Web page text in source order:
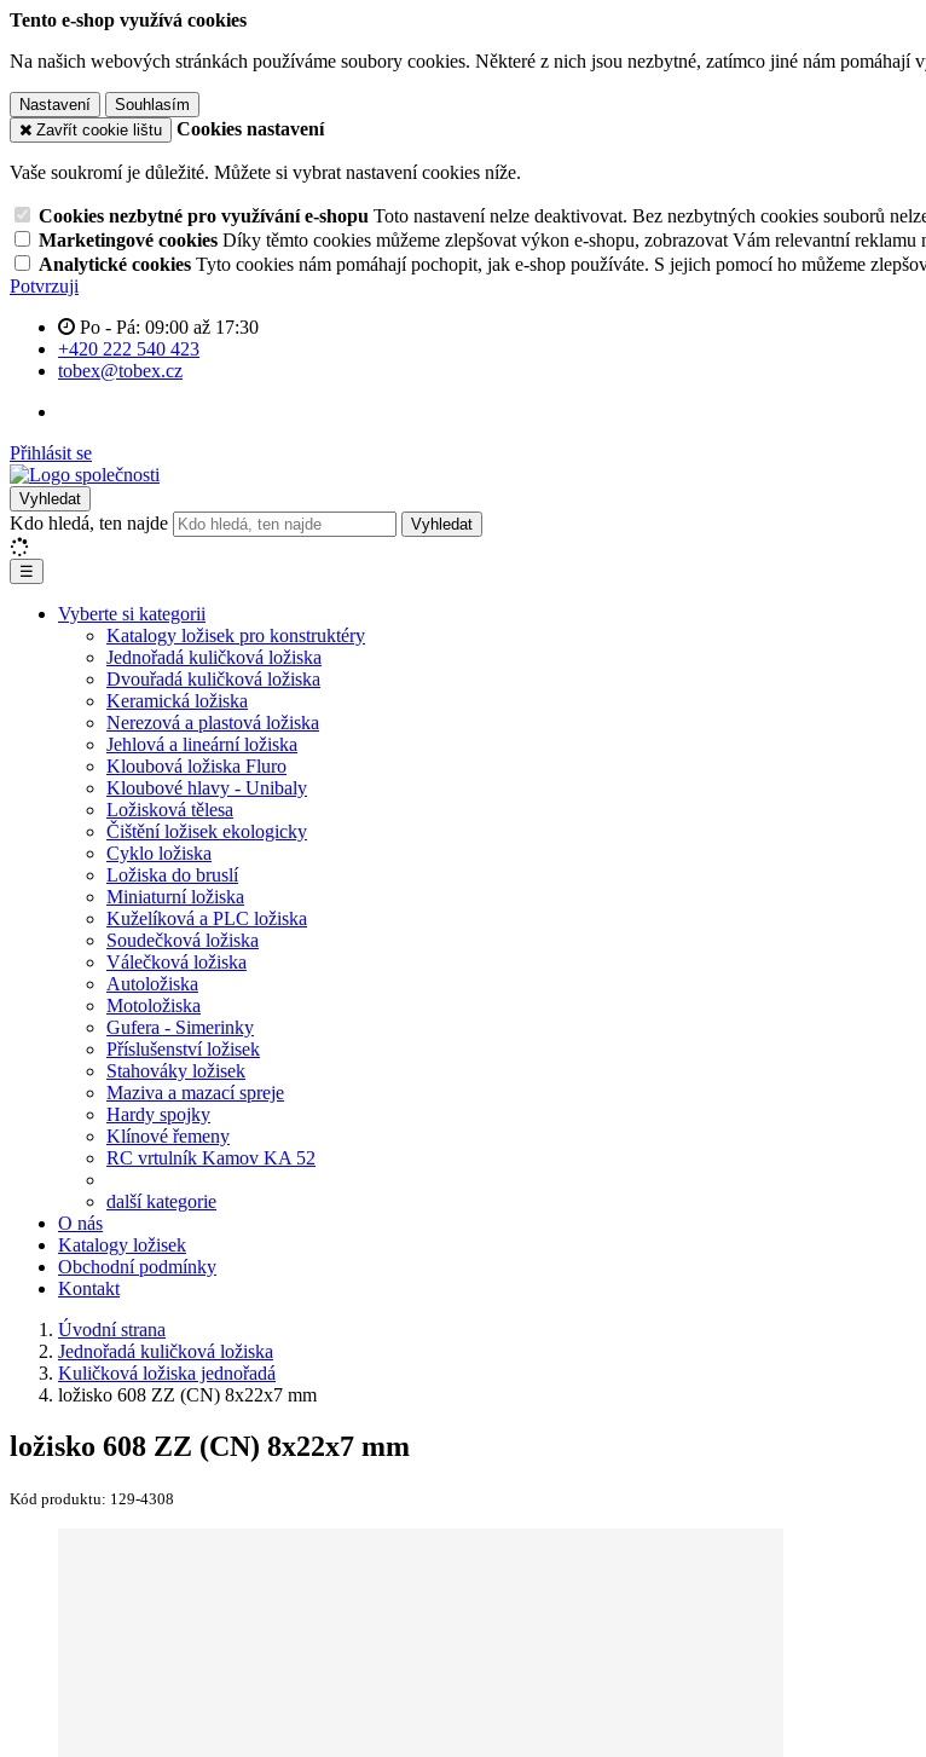
Tento e-shop využívá cookies
Na našich webových stránkách používáme soubory cookies. Některé z nich jsou nezbytné, zatímco jiné nám
Nastavení
Souhlasím
Zavřít cookie lištu
Cookies nastavení
Vaše soukromí je důležité. Můžete si vybrat nastavení cookies níže.
Cookies nezbytné pro využívání e-shopu Toto nastavení nelze deaktivovat. Bez nezbytných cookies souborů
Marketingové cookies Díky těmto cookies můžeme zlepšovat výkon e-shopu, zobrazovat Vám relevantní
Analytické cookies Tyto cookies nám pomáhají pochopit, jak e-shop používáte. S jejich pomocí ho můžeme
Potvrzuji
Po - Pá: 09:00 až 17:30
+420 222 540 423
tobex@tobex.cz
Přihlásit se
Vyhledat
Kdo hledá, ten najde Vyhledat
☰
Vyberte si kategorii
Katalogy ložisek pro konstruktéry
Jednořadá kuličková ložiska
Dvouřadá kuličková ložiska
Keramická ložiska
Nerezová a plastová ložiska
Jehlová a lineární ložiska
Kloubová ložiska Fluro
Kloubové hlavy - Unibaly
Ložisková tělesa
Čištění ložisek ekologicky
Cyklo ložiska
Ložiska do bruslí
Miniaturní ložiska
Kuželíková a PLC ložiska
Soudečková ložiska
Válečková ložiska
Autoložiska
Motoložiska
Gufera - Simerinky
Příslušenství ložisek
Stahováky ložisek
Maziva a mazací spreje
Hardy spojky
Klínové řemeny
RC vrtulník Kamov KA 52
další kategorie
O nás
Katalogy ložisek
Obchodní podmínky
Kontakt
Úvodní strana
Jednořadá kuličková ložiska
Kuličková ložiska jednořadá
ložisko 608 ZZ (CN) 8x22x7 mm
ložisko 608 ZZ (CN) 8x22x7 mm
Kód produktu: 129-4308